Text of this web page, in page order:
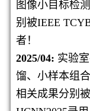
图像小目标检
别被IEEE
者！
2025/04: 实验
馏、小样本组
相关成果分别被